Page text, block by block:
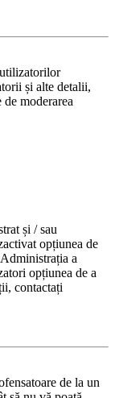
și alte detalii,
moderarea
și / sau
opțiunea de
a
opțiunea de a
contactați
de la un